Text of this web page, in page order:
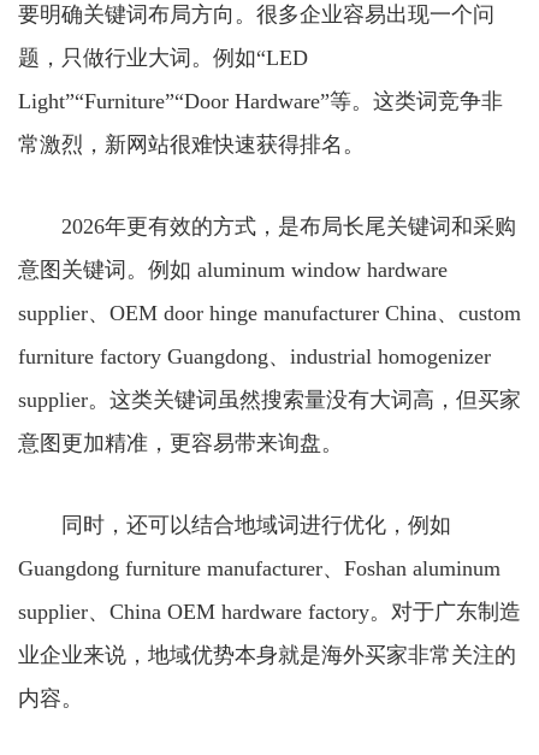
要明确关键词布局方向。很多企业容易出现一个问
题，只做行业大词。例如“LED
Light”“Furniture”“Door Hardware”等。这类词竞争非
常激烈，新网站很难快速获得排名。
2026年更有效的方式，是布局长尾关键词和采购
意图关键词。例如 aluminum window hardware
supplier、OEM door hinge manufacturer China、custom
furniture factory Guangdong、industrial homogenizer
supplier。这类关键词虽然搜索量没有大词高，但买家
意图更加精准，更容易带来询盘。
同时，还可以结合地域词进行优化，例如
Guangdong furniture manufacturer、Foshan aluminum
supplier、China OEM hardware factory。对于广东制造
业企业来说，地域优势本身就是海外买家非常关注的
内容。